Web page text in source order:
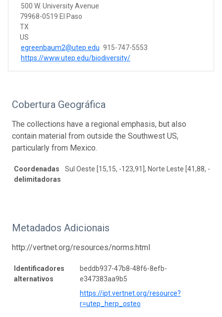
500 W. University Avenue
79968-0519 El Paso
TX
US
egreenbaum2@utep.edu 915-747-5553
https://www.utep.edu/biodiversity/
Cobertura Geográfica
The collections have a regional emphasis, but also
contain material from outside the Southwest US,
particularly from Mexico.
Coordenadas
delimitadoras
Sul Oeste [15,15, -123,91], Norte Leste [41,88, -
Metadados Adicionais
http://vertnet.org/resources/norms.html
Identificadores
alternativos
beddb937-47b8-48f6-8efb-
e347383aa9b5
https://ipt.vertnet.org/resource?
r=utep_herp_osteo